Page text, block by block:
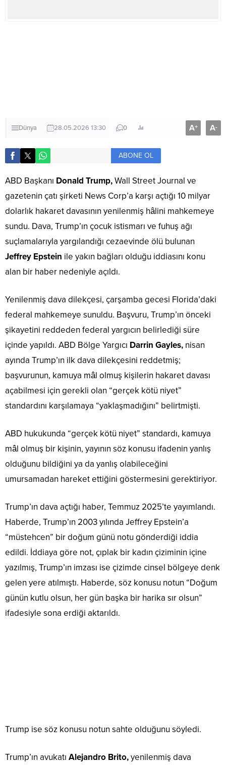
Dünya 28.05.2026 13:30 0 A+ A-
ABONE OL
ABD Başkanı Donald Trump,Wall Street Journal ve
gazetenin çatı şirketi News Corp’a karşı açtığı 10 milyar
dolarlık hakaret davasının yenilenmiş hâlini mahkemeye
sundu. Dava, Trump’ın çocuk istismarı ve fuhuş ağı
suçlamalarıyla yargılandığı cezaevinde ölü bulunan
Jeffrey Epstein ile yakın bağları olduğu iddiasını konu
alan bir haber nedeniyle açıldı.
Yenilenmiş dava dilekçesi, çarşamba gecesi Florida’daki
federal mahkemeye sunuldu. Başvuru, Trump’ın önceki
şikayetini reddeden federal yargıcın belirlediği süre
içinde yapıldı. ABD Bölge Yargıcı Darrin Gayles, nisan
ayında Trump’ın ilk dava dilekçesini reddetmiş;
başvurunun, kamuya mâl olmuş kişilerin hakaret davası
açabilmesi için gerekli olan “gerçek kötü niyet”
standardını karşılamaya “yaklaşmadığını” belirtmişti.
ABD hukukunda “gerçek kötü niyet” standardı, kamuya
mâl olmuş bir kişinin, yayının söz konusu ifadenin yanlış
olduğunu bildiğini ya da yanlış olabileceğini
umursamadan hareket ettiğini göstermesini gerektiriyor.
Trump’ın dava açtığı haber, Temmuz 2025’te yayımlandı.
Haberde, Trump’ın 2003 yılında Jeffrey Epstein’a
“müstehcen” bir doğum günü notu gönderdiği iddia
edildi. İddiaya göre not, çıplak bir kadın çiziminin içine
yazılmış, Trump’ın imzası ise çizimde cinsel bölgeye denk
gelen yere atılmıştı. Haberde, söz konusu notun “Doğum
günün kutlu olsun, her gün başka bir harika sır olsun”
ifadesiyle sona erdiği aktarıldı.
Trump ise söz konusu notun sahte olduğunu söyledi.
Trump’ın avukatı Alejandro Brito,yenilenmiş dava